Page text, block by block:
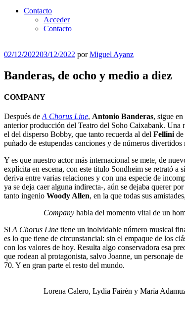
Contacto
Acceder
Contacto
Publicado
02/12/202203/12/2022 porMiguel Ayanz
Banderas, de ocho y medio a diez
COMPANY
Después deA Chorus Line, Antonio Banderas, sigue
anterior producción del Teatro del Soho Caixabank. Una
el del disperso Bobby, que tanto recuerda al del Fellinide
puñado de estupendas canciones y de números
Y es que nuestro actor más internacional se mete, de
explícita en escena, con este título Sondheim se retrató a
deriva entre varias relaciones y con una especie de
ya se deja caer alguna indirecta-, aún se dejaba querer
tanto ingenio Woody Allen, en la que todas sus
Company habla del momento vital de un
SiA Chorus Line tiene un inolvidable número musical
es lo que tiene de circunstancial: sin el empaque de los
con los valores de hoy. Resulta algo conservadora esa
que rodean al protagonista, salvo Joanne, un personaje
70. Y en gran parte el resto del mundo.
Lorena Calero, Lydia Fairén y María